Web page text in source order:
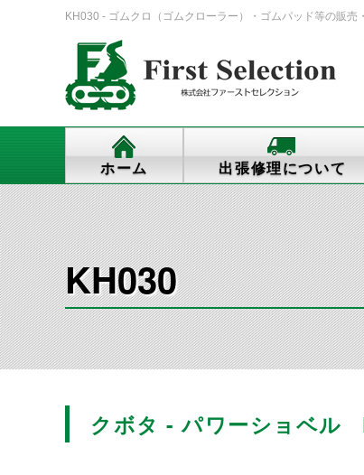
KH030 - ゴムクロ（ゴムクローラー）・ゴムパッド等の販売
ホーム 出張修理について
KH030
クボタ - パワーショベル